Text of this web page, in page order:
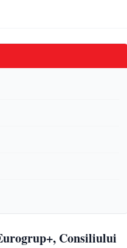
Consiliului